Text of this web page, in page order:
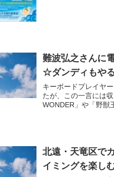
難波弘之さんに
☆ダンディもや
キーボードプレイヤ
たが、この一言には
WONDER」や「野獣
北遠・天竜区で
イミングを楽し